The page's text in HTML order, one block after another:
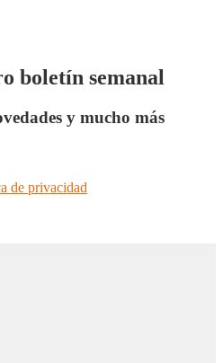
boletín semanal
y mucho más
de privacidad